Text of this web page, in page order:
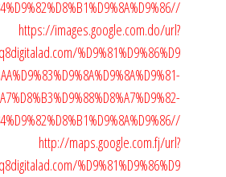
https://images.google.com.do/url?
%D9%81%D9%86%D9
http://maps.google.com.fj/url?
%D9%81%D9%86%D9